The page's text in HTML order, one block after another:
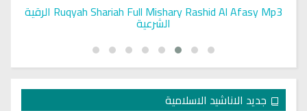
Ruqyah Shariah Full Mishary Rashid Al Afasy Mp3 الرقية
الشرعية
جديد الاناشيد الاسلامية